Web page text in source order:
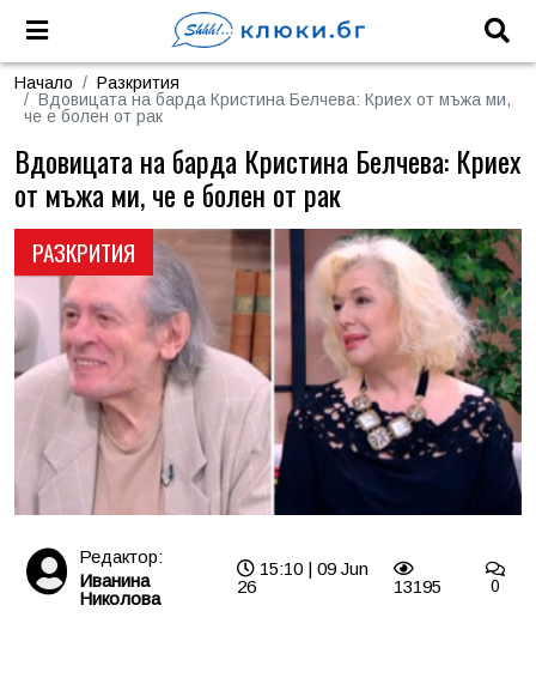
Начало
Разкрития
Вдовицата на барда Кристина Белчева: Криех от мъжа ми,
че е болен от рак
РАЗКРИТИЯ
Вдовицата на барда Кристина Белчева: Криех
от мъжа ми, че е болен от рак
Редактор:
Иванина
Николова
15:10 | 09 Jun
26
13195 0